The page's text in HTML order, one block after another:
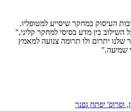
העיסוק במחקר שיסייע למטופליו.
בין מדע בסיסי למחקר קליני,"
יתרום ולו תרומה צנועה למאמץ
שמיעה."